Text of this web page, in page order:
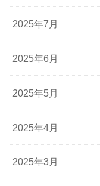
2025年7月
2025年6月
2025年5月
2025年4月
2025年3月